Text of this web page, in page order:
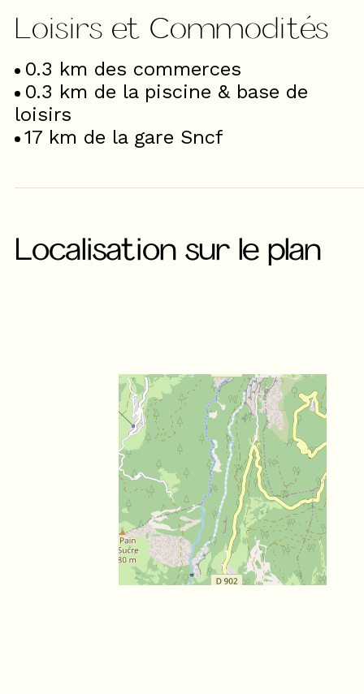
Loisirs et Commodités
0.3 km des commerces
0.3 km de la piscine & base de
loisirs
17 km de la gare Sncf
Localisation sur le plan